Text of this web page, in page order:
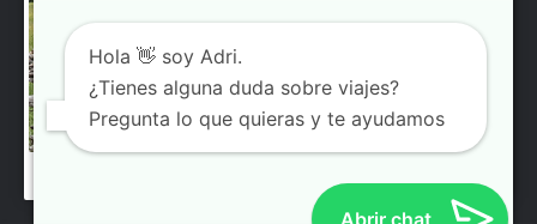
Hola 👋 soy Adri.
¿Tienes alguna duda sobre viajes?
Pregunta lo que quieras y te ayudamos
Abrir chat